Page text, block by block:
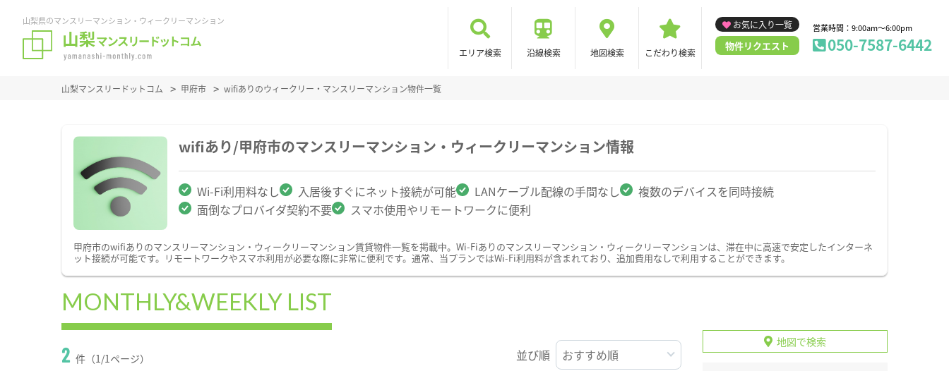
山梨県のマンスリーマンション・ウィークリーマンション
エリア検索 沿線検索 地図検索 こだわり検索
お気に入り一覧
物件リクエスト
営業時間：9:00am～6:00pm
050-7587-6442
山梨マンスリードットコム 甲府市 wifiありのウィークリー・マンスリーマンション物件一覧
wifiあり/甲府市のマンスリーマンション・ウィークリーマンション情報
Wi-Fi利用料なし 入居後すぐにネット接続が可能 LANケーブル配線の手間なし
複数のデバイスを同時接続
面倒なプロバイダ契約不要
スマホ使用やリモートワークに便利
甲府市のwifiありのマンスリーマンション・ウィークリーマンション賃貸物件一覧を掲載中。Wi-Fiありのマンスリーマンション・ウィークリーマンションは、滞在中に高速で安定したインターネ
ット接続が可能です。リモートワークやスマホ利用が必要な際に非常に便利です。通常、当プランではWi-Fi利用料が含まれており、追加費用なしで利用することができます。
MONTHLY&WEEKLY LIST
2 件（1/1ページ） 並び順
地図で検索